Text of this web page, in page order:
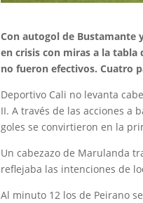
Con autogol de Bustamante
en crisis con miras a la
no fueron efectivos. Cuatro
Deportivo Cali no levanta
II. A través de las acciones a
goles se convirtieron en la
Un cabezazo de Marulanda
reflejaba las intenciones de
Al minuto 12 los de Peirano